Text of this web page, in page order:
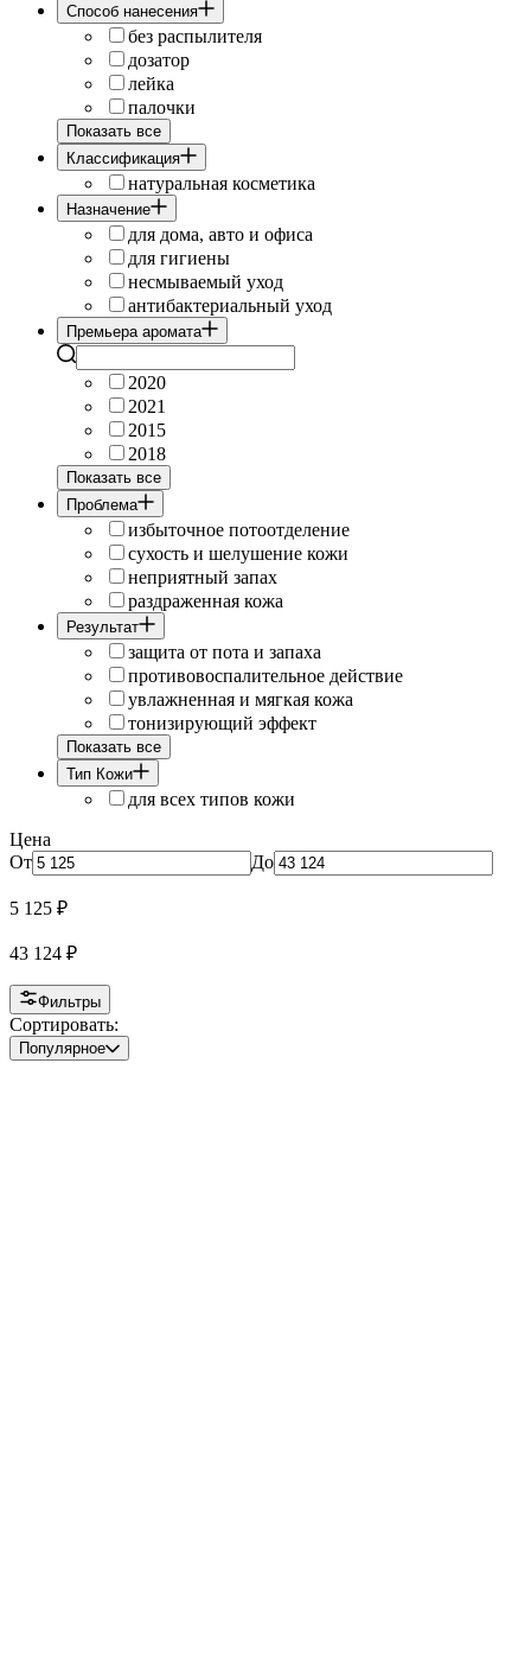
Cпособ нанесения
без распылителя
дозатор
лейка
палочки
Показать все
Классификация
натуральная косметика
Назначение
для дома, авто и офиса
для гигиены
несмываемый уход
антибактериальный уход
Премьера аромата
2020
2021
2015
2018
Показать все
Проблема
избыточное потоотделение
сухость и шелушение кожи
неприятный запах
раздраженная кожа
Результат
защита от пота и запаха
противовоспалительное действие
увлажненная и мягкая кожа
тонизирующий эффект
Показать все
Тип Кожи
для всех типов кожи
Цена
От
До
5 125 ₽
43 124 ₽
Фильтры
Сортировать:
Популярное